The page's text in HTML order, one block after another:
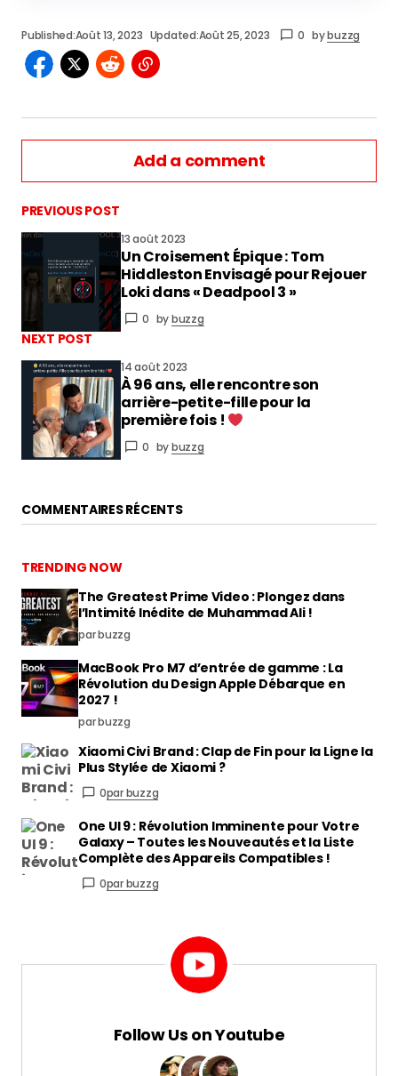
Published:Août 13, 2023 Updated:Août 25, 2023 0 bybuzzg
Add a comment
vous connecter
PREVIOUS POST
13 août 2023
Un Croisement Épique : Tom
Hiddleston Envisagé pour Rejouer
Loki dans « Deadpool 3 »
0 bybuzzg
NEXT POST
14 août 2023
À 96 ans, elle rencontre son
arrière-petite-fille pour la
première fois !
0 bybuzzg
COMMENTAIRES RÉCENTS
TRENDING NOW
The Greatest Prime Video : Plongez dans
l’Intimité Inédite de Muhammad Ali !
par buzzg
MacBook Pro M7 d’entrée de gamme : La
Révolution du Design Apple Débarque en
2027 !
par buzzg
Xiaomi Civi Brand : Clap de Fin pour la Ligne la
Plus Stylée de Xiaomi ?
0par buzzg
One UI 9 : Révolution Imminente pour Votre
Galaxy – Toutes les Nouveautés et la Liste
Complète des Appareils Compatibles !
0par buzzg
Follow Us on Youtube